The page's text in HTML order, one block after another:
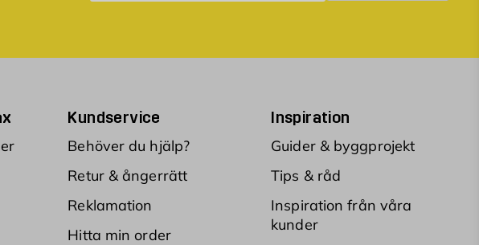
Kundservice
Behöver du hjälp?
Retur & ångerrätt
Reklamation
Hitta min order
Inspiration
Guider & byggprojekt
Tips & råd
Inspiration från våra
kunder